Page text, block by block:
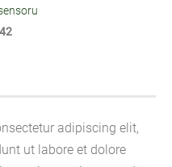
adipiscing elit,
ut labore et dolore